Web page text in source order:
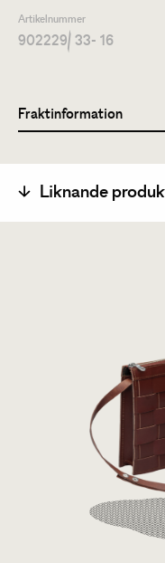
Artikelnummer
902229/ 33- 16
Fraktinformation
Liknande